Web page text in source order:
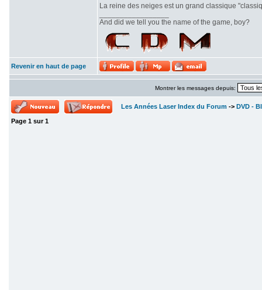
La reine des neiges est un grand classique
And did we tell you the name of the game, boy?
Revenir en haut de page
Montrer les messages depuis:
Les Années Laser Index du Forum -> DVD -
Page 1 sur1